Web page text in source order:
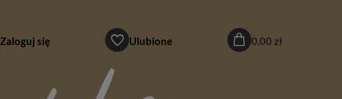
Zaloguj się Ulubione 0,00 zł